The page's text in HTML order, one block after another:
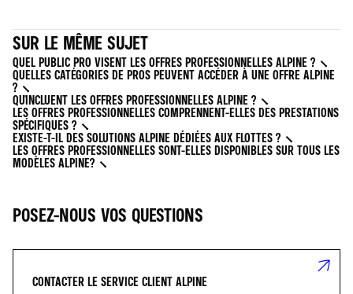
SUR LE MÊME SUJET
QUEL PUBLIC PRO VISENT LES OFFRES PROFESSIONNELLES ALPINE ?
QUELLES CATÉGORIES DE PROS PEUVENT ACCÉDER À UNE OFFRE ALPINE
?
QU'INCLUENT LES OFFRES PROFESSIONNELLES ALPINE ?
LES OFFRES PROFESSIONNELLES COMPRENNENT-ELLES DES PRESTATIONS
SPÉCIFIQUES ?
EXISTE-T-IL DES SOLUTIONS ALPINE DÉDIÉES AUX FLOTTES ?
LES OFFRES PROFESSIONNELLES SONT-ELLES DISPONIBLES SUR TOUS LES
MODÈLES ALPINE?
POSEZ-NOUS VOS QUESTIONS
CONTACTER LE SERVICE CLIENT ALPINE